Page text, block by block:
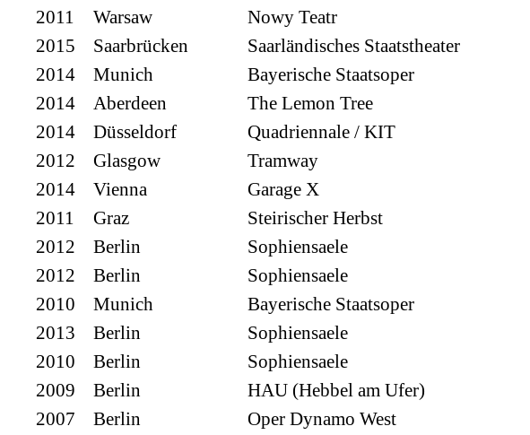
2011 Warsaw
Nowy Teatr
2015 Saarbrücken
Saarländisches Staatstheater
2014 Munich
Bayerische Staatsoper
2014 Aberdeen
The Lemon Tree
2014 Düsseldorf
Quadriennale / KIT
2012 Glasgow
Tramway
2014 Vienna
Garage X
2011 Graz
Steirischer Herbst
2012 Berlin
Sophiensaele
2012 Berlin
Sophiensaele
2010 Munich
Bayerische Staatsoper
2013 Berlin
Sophiensaele
2010 Berlin
Sophiensaele
2009 Berlin
HAU (Hebbel am Ufer)
2007 Berlin Oper Dynamo West